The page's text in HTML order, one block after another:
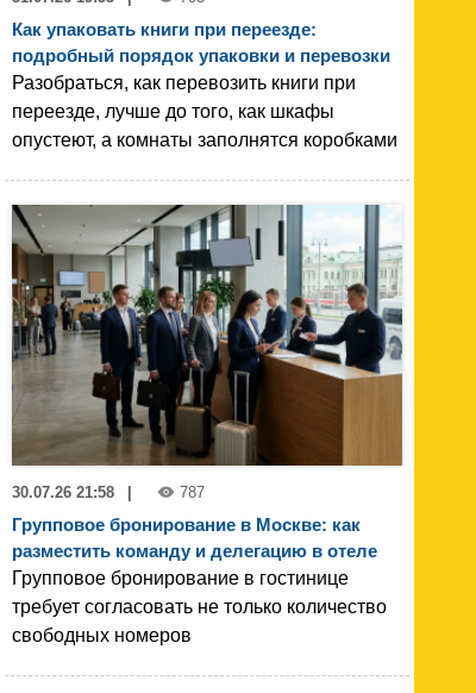
Как упаковать книги при переезде:
подробный порядок упаковки и перевозки
Разобраться, как перевозить книги при
переезде, лучше до того, как шкафы
опустеют, а комнаты заполнятся коробками
30.07.26 21:58 787
Групповое бронирование в Москве: как
разместить команду и делегацию в отеле
Групповое бронирование в гостинице
требует согласовать не только количество
свободных номеров